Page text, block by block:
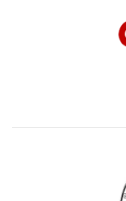
Visita il
Visita la pagina